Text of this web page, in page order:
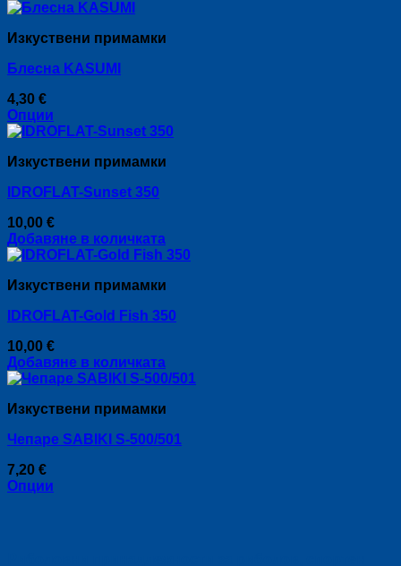
Изкуствени примамки
Блесна KASUMI
4,30 €
Опции
This
has
variants.
options
may
be
on
the
product
page
Изкуствени примамки
IDROFLAT-Sunset 350
10,00 €
Добавяне в количката
Изкуствени примамки
IDROFLAT-Gold Fish 350
10,00 €
Добавяне в количката
Изкуствени примамки
Чепаре SABIKI S-500/501
7,20 €
Опции